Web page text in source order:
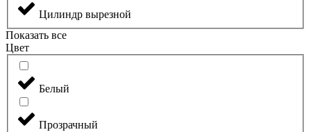
Цилиндр вырезной
Показать все
Цвет
Белый
Прозрачный